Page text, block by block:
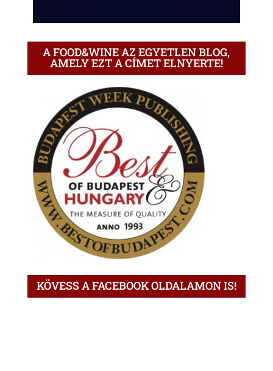
A FOOD&WINE AZ EGYETLEN BLOG,
AMELY EZT A CÍMET ELNYERTE!
KÖVESS A FACEBOOK OLDALAMON IS!